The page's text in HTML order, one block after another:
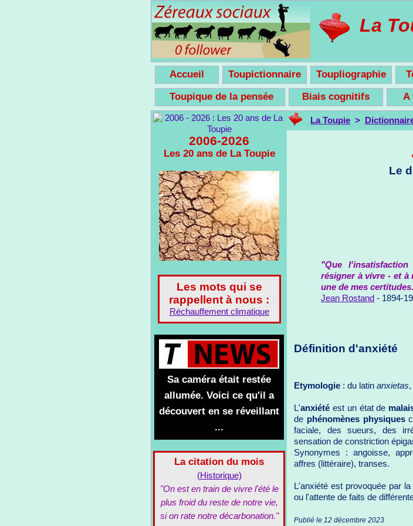
La
Accueil Toupictionnaire Toupliographie
Toupique de la pensée
Biais cognitifs A
2006-2026
Les 20 ans de La Toupie
Les mots qui se
rappellent à nous :
Réchauffement climatique
Sa caméra était restée
allumée. Voici ce qu'il a
découvert en se réveillant
...
La citation du mois
(Historique)
"On est en train de vivre l'été le
plus froid du reste de notre vie,
si on rate notre décarbonation."
La Toupie >
Le
"Que
résigner à vivre - et à
une de mes
Jean Rostand - 1894-
Définition d'anxiété
Etymologie : du latin anxietas
L'anxiété est un état de
de phénomènes physiques
faciale, des sueurs, des
sensation de constriction
Synonymes : angoisse,
affres (littéraire), transes.
L'anxiété est provoquée par la
ou l'attente de faits de
Publié le 12 décembre 2023